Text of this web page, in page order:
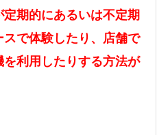
期的にあるいは不定期
で体験したり、店舗で
利用したりする方法が